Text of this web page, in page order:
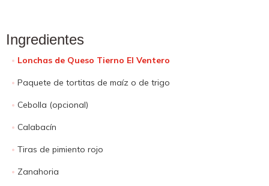
Ingredientes
Lonchas de Queso Tierno El Ventero
Paquete de tortitas de maíz o de trigo
Cebolla (opcional)
Calabacín
Tiras de pimiento rojo
Zanahoria